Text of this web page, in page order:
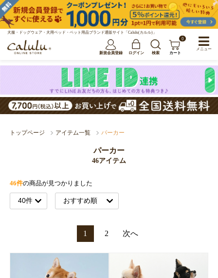
犬服・ドッグウェア・犬用ベッド・ペット用品ブランド通販サイト「Calulu(カルル)」
新規会員登録 ログイン 検索
0
カート
トップページ アイテム一覧 パーカー
パーカー
46アイテム
46件の商品が見つかりました
1 2 次へ
メニュー